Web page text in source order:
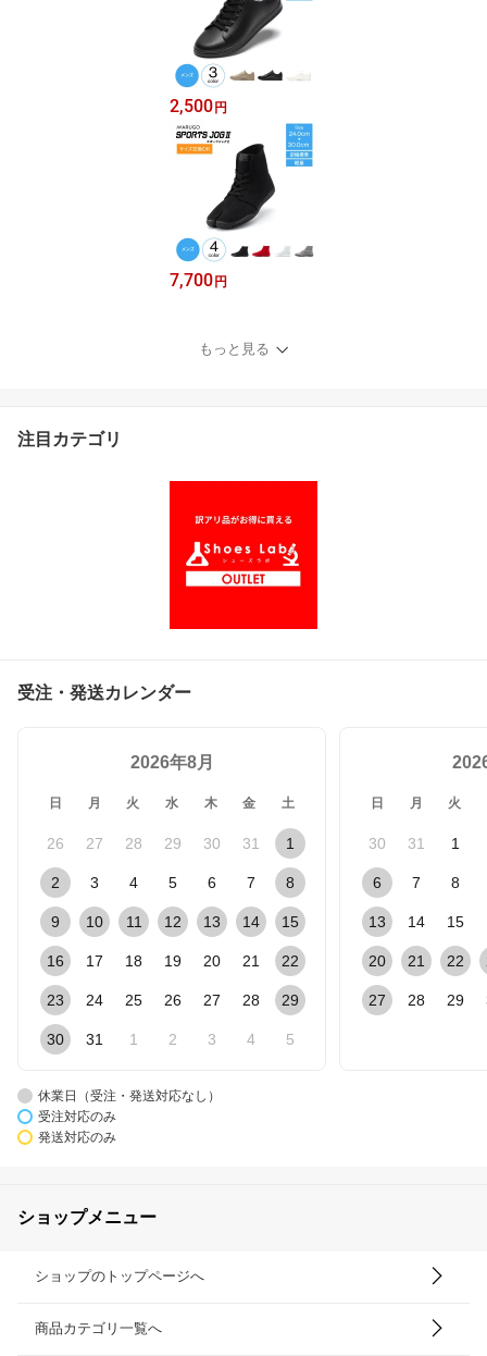
2,500 円
7,700 円
もっと見る
注目カテゴリ
受注・発送カレンダー
2026年8月
日 月 火 水 木 金 土
26 27 28 29 30 31 1
2 3 4 5 6 7 8
9 10 11 12 13 14 15
16 17 18 19 20 21 22
23 24 25 26 27 28 29
30 31 1 2 3 4 5
日 月 火
30 31 1
6 7 8
13 14 15
20 21 22
27 28 29
休業日（受注・発送対応なし）
受注対応のみ
発送対応のみ
ショップメニュー
ショップのトップページへ
商品カテゴリ一覧へ